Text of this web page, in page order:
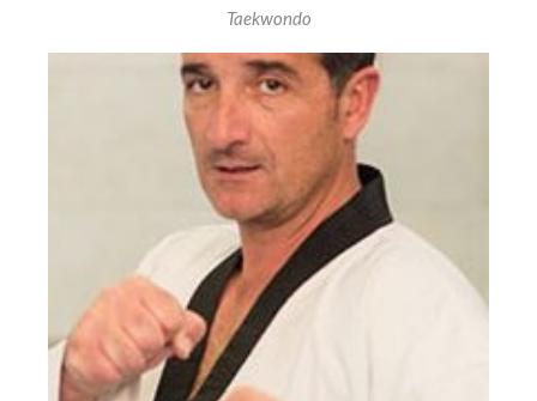
Taekwondo
CEINTURE NOIRE 5ÈME DAN
Sélectionné olympique SEOUL 1988, médaille de
bronze aux championnats du monde 1987
4 fois vainqueur de l’ open de France
1987,88,89,90.
3 fois champion de France 1986,89,90